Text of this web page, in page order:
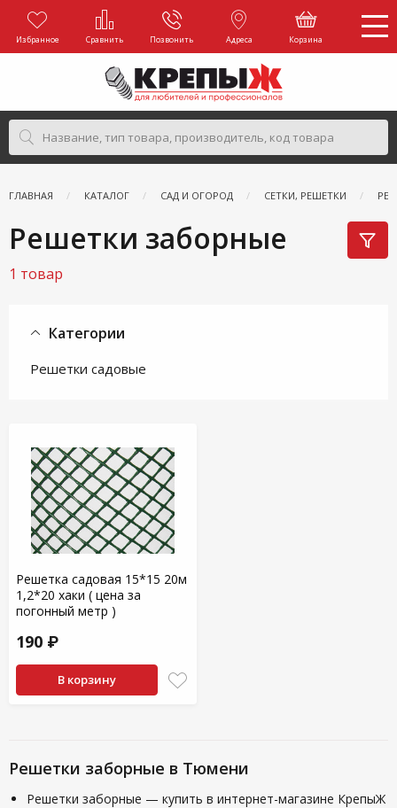
Избранное Сравнить Позвонить Адреса Корзина
ГЛАВНАЯ КАТАЛОГ САД И ОГОРОД СЕТКИ, РЕШЕТКИ
Решетки заборные
1 товар
Категории
Решетки садовые
Решетка садовая 15*15 20м
1,2*20 хаки ( цена за
погонный метр )
190 ₽
В корзину
Решетки заборные в Тюмени
Решетки заборные — купить в интернет-магазине КрепыЖ